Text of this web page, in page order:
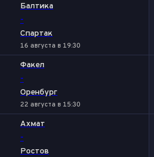
Балтика
-
Спартак
16 августа в 19:30
Факел
-
Оренбург
22 августа в 15:30
Ахмат
-
Ростов